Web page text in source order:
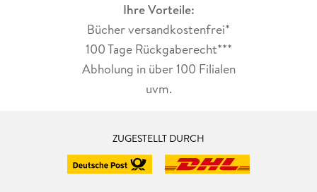
Ihre Vorteile:
Bücher versandkostenfrei*
100 Tage Rückgaberecht***
Abholung in über 100 Filialen
uvm.
ZUGESTELLT DURCH